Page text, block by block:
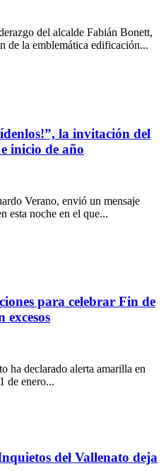
del alcalde Fabián Bonett,
de la emblemática edificación...
la invitación del
inicio de año
Verano, envió un mensaje
esta noche en el que...
para celebrar Fin de
excesos
ha declarado alerta amarilla en
de enero...
del Vallenato deja